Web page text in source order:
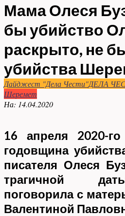
Мама Олеся
бы убийство
раскрыто, не
убийства
Дайджест "Дела Чести"ДЕЛА
Шеремет
На: 14.04.2020
16 апреля 2020-
годовщина
писателя Олеся
трагичной
поговорила с
Валентиной